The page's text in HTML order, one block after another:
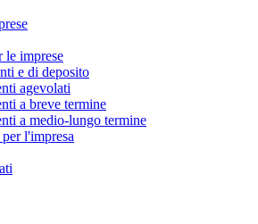
le imprese
e di deposito
agevolati
a breve termine
a medio-lungo termine
l'impresa